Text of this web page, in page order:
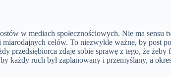
w mediach społecznościowych. Nie ma sensu
celów. To niezwykle ważne, by post
przedsiębiorca zdaje sobie sprawę z tego, że żeby
każdy ruch był zaplanowany i przemyślany, a